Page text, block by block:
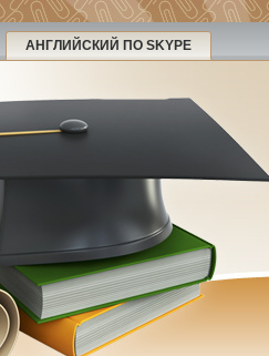
АНГЛИЙСКИЙ ПО SKYPE